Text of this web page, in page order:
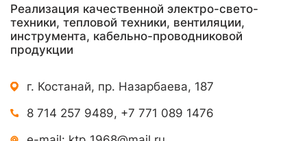
Реализация качественной электро-свето-
техники, тепловой техники, вентиляции,
инструмента, кабельно-проводниковой
продукции
г. Костанай, пр. Назарбаева, 187
8 714 257 9489, +7 771 089 1476